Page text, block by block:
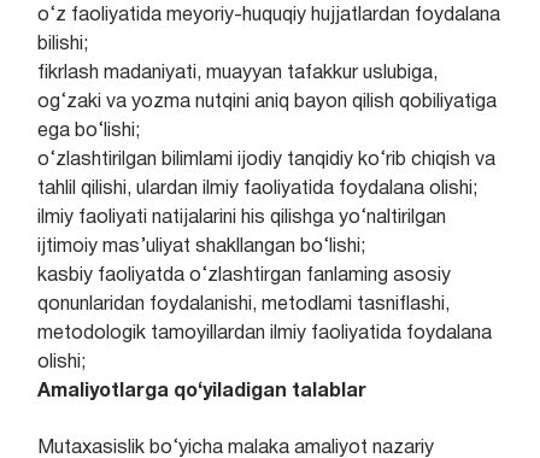
o‘z faoliyatida meyoriy-huquqiy hujjatlardan foydalana
bilishi;
fikrlash madaniyati, muayyan tafakkur uslubiga,
og‘zaki va yozma nutqini aniq bayon qilish qobiliyatiga
ega bo‘lishi;
o‘zlashtirilgan bilimlami ijodiy tanqidiy ko‘rib chiqish va
tahlil qilishi, ulardan ilmiy faoliyatida foydalana olishi;
ilmiy faoliyati natijalarini his qilishga yo‘naltirilgan
ijtimoiy mas’uliyat shakllangan bo‘lishi;
kasbiy faoliyatda o‘zlashtirgan fanlaming asosiy
qonunlaridan foydalanishi, metodlami tasniflashi,
metodologik tamoyillardan ilmiy faoliyatida foydalana
olishi;
Amaliyotlarga qo‘yiladigan talablar
Mutaxasislik bo‘yicha malaka amaliyot nazariy